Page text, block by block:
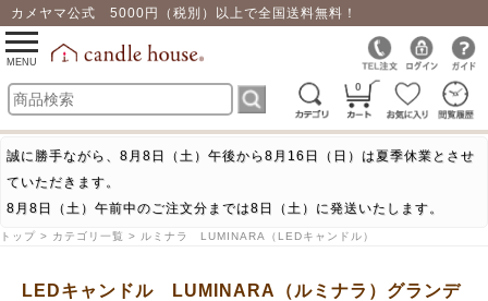
カメヤマ公式 5000円（税別）以上で全国送料無料！
0
toggle
navigation
MENU
誠に勝手ながら、8月8日（土）午後から8月16日（日）は夏季休業とさせ
ていただきます。
8月8日（土）午前中のご注文分までは8日（土）に発送いたします。
トップ > カテゴリ一覧 > ルミナラ LUMINARA（LEDキャンドル）
LEDキャンドル LUMINARA（ルミナラ）グランデ